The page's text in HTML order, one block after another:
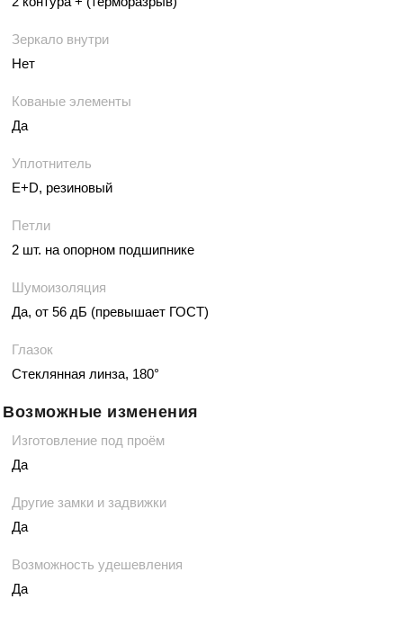
Зеркало внутри
Нет
Кованые элементы
Да
Уплотнитель
E+D, резиновый
Петли
2 шт. на опорном подшипнике
Шумоизоляция
Да, от 56 дБ (превышает ГОСТ)
Глазок
Стеклянная линза, 180°
Возможные изменения
Изготовление под проём
Да
Другие замки и задвижки
Да
Возможность удешевления
Да